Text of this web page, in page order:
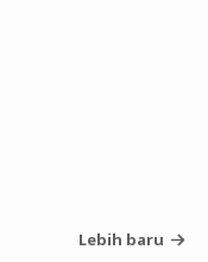
Lebih baru